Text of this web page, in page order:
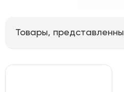
Товары,